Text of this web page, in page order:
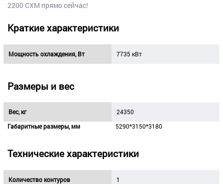
2200 CXM прямо сейчас!
Краткие характеристики
Мощность охлаждения, Вт 7735 кВт
Размеры и вес
Вес, кг
24350
Габаритные размеры, мм
5290*3150*3180
Технические характеристики
Количество контуров
1